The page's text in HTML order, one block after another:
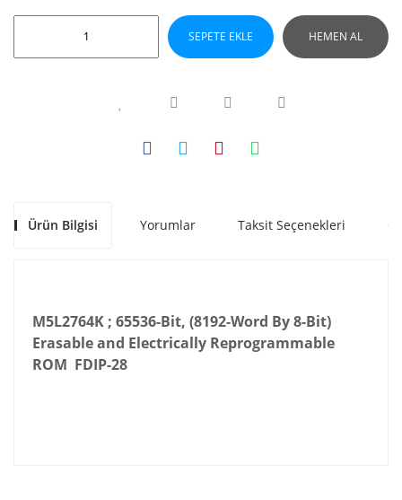
SEPETE EKLE HEMEN AL
Ürün Bilgisi Yorumlar Taksit Seçenekleri
M5L2764K ; 65536-Bit, (8192-Word By 8-Bit)
Erasable and Electrically Reprogrammable
ROM FDIP-28